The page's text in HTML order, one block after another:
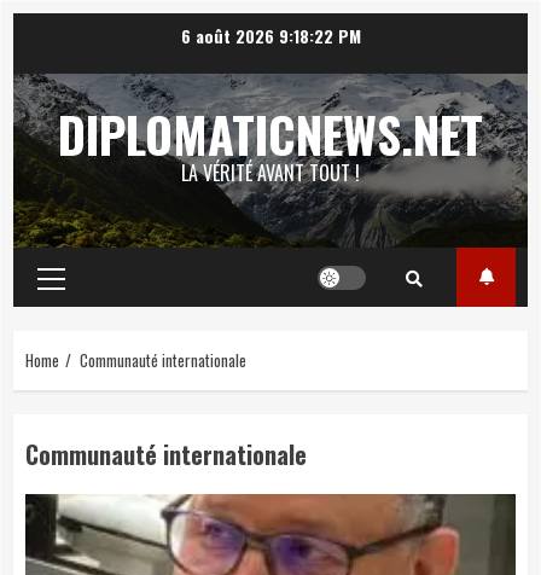
content
6 août 2026 9:18:23 PM
DIPLOMATICNEWS.NET
LA VÉRITÉ AVANT TOUT !
Primary
Menu
Home Communauté internationale
Communauté internationale